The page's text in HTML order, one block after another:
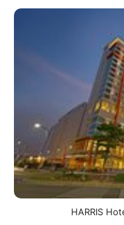
HARRIS